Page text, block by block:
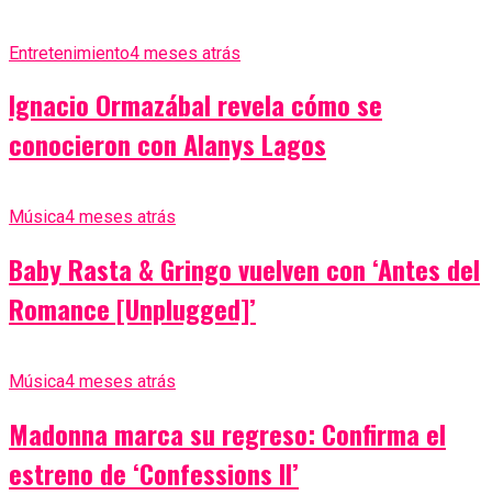
Entretenimiento4 meses atrás
Ignacio Ormazábal revela cómo se
conocieron con Alanys Lagos
Música4 meses atrás
Baby Rasta & Gringo vuelven con ‘Antes del
Romance [Unplugged]’
Música4 meses atrás
Madonna marca su regreso: Confirma el
estreno de ‘Confessions II’